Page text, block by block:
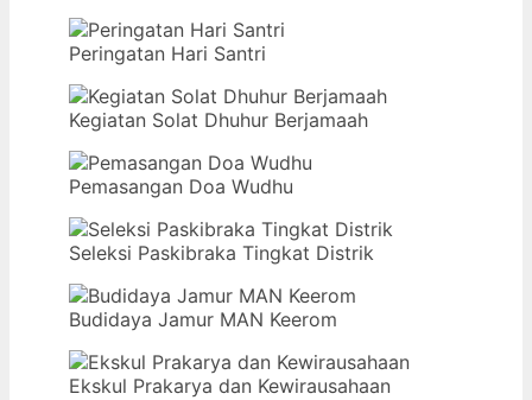
Peringatan Hari Santri
Kegiatan Solat Dhuhur Berjamaah
Pemasangan Doa Wudhu
Seleksi Paskibraka Tingkat Distrik
Budidaya Jamur MAN Keerom
Ekskul Prakarya dan Kewirausahaan